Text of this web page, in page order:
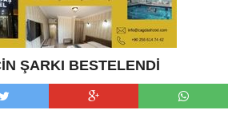
ŞARKI BESTELENDİ